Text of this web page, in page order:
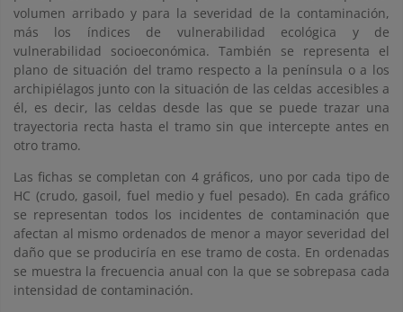
volumen arribado y para la severidad de la contaminación,
más los índices de vulnerabilidad ecológica y de
vulnerabilidad socioeconómica. También se representa el
plano de situación del tramo respecto a la península o a los
archipiélagos junto con la situación de las celdas accesibles a
él, es decir, las celdas desde las que se puede trazar una
trayectoria recta hasta el tramo sin que intercepte antes en
otro tramo.
Las fichas se completan con 4 gráficos, uno por cada tipo de
HC (crudo, gasoil, fuel medio y fuel pesado). En cada gráfico
se representan todos los incidentes de contaminación que
afectan al mismo ordenados de menor a mayor severidad del
daño que se produciría en ese tramo de costa. En ordenadas
se muestra la frecuencia anual con la que se sobrepasa cada
intensidad de contaminación.